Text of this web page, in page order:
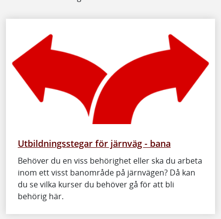
Utbildningsstegar för järnväg - bana
Behöver du en viss behörighet eller ska du arbeta
inom ett visst banområde på järnvägen? Då kan
du se vilka kurser du behöver gå för att bli
behörig här.